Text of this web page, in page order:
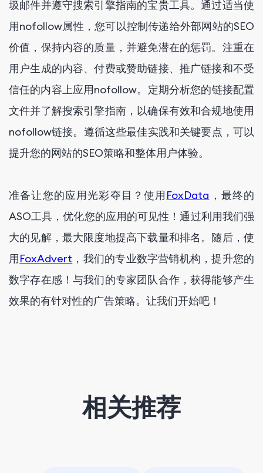
圾邮件并遵守搜索引擎指南的宝贵工具。通过适当使
用nofollow属性，您可以控制传递给外部网站的SEO
价值，保持内容的质量，并避免潜在的惩罚。注重在
用户生成的内容、付费或赞助链接、推广链接和不受
信任的内容上应用nofollow。定期分析您的链接配置
文件并了解搜索引擎指南，以确保有效和合规地使用
nofollow链接。遵循这些最佳实践和关键要点，可以
提升您的网站的SEO策略和整体用户体验。
准备让您的应用光彩夺目？使用 FoxData ，最终的
ASO工具，优化您的应用的可见性！通过利用我们强
大的见解，最大限度地提高下载量和排名。随后，使
用FoxAdvert ，我们的专业数字营销机构，提升您的
数字存在感！与我们的专家团队合作，获得能够产生
效果的有针对性的广告策略。让我们开始吧！
相关推荐